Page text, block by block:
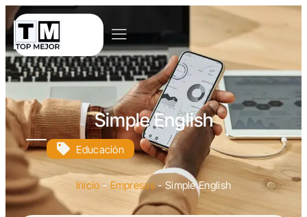
Simple English
Educación
Inicio - Empresas -Simple English